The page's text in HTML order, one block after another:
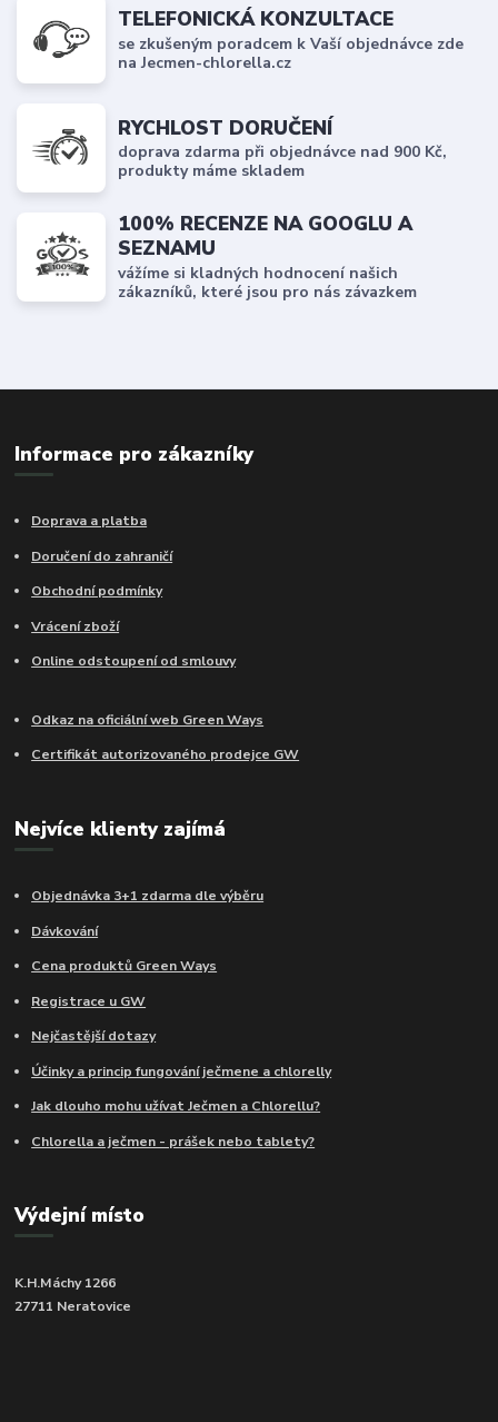
TELEFONICKÁ KONZULTACE
se zkušeným poradcem k Vaší objednávce zde
na Jecmen-chlorella.cz
RYCHLOST DORUČENÍ
doprava zdarma při objednávce nad 900 Kč,
produkty máme skladem
100% RECENZE NA GOOGLU A
SEZNAMU
vážíme si kladných hodnocení našich
zákazníků, které jsou pro nás závazkem
Informace pro zákazníky
Doprava a platba
Doručení do zahraničí
Obchodní podmínky
Vrácení zboží
Online odstoupení od smlouvy
Odkaz na oficiální web Green Ways
Certifikát autorizovaného prodejce GW
Nejvíce klienty zajímá
Objednávka 3+1 zdarma dle výběru
Dávkování
Cena produktů Green Ways
Registrace u GW
Nejčastější dotazy
Účinky a princip fungování ječmene a chlorelly
Jak dlouho mohu užívat Ječmen a Chlorellu?
Chlorella a ječmen - prášek nebo tablety?
Výdejní místo
K.H.Máchy 1266
27711 Neratovice